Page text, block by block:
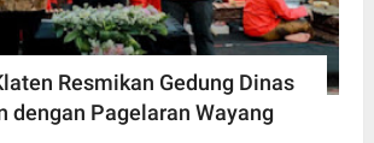
Resmikan Gedung Dinas
dengan Pagelaran Wayang